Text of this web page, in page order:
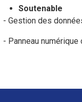
Soutenable
- Gestion des
- Panneau